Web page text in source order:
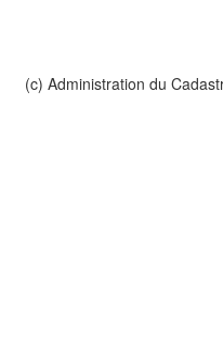
(c) Administration du